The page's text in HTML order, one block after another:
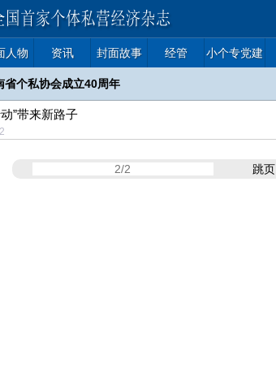
人物 资讯 封面故事 经管 小个专党建
省个私协会成立40周年
”带来新路子
跳页